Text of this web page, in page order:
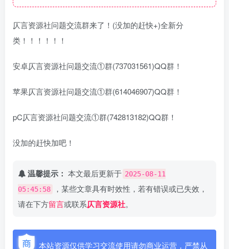
仄言资源社问题交流群来了！(没加的赶快+)全新分
类！！！！！！
安卓仄言资源社问题交流①群(737031561)QQ群！
苹果仄言资源社问题交流①群(614046907)QQ群！
pC仄言资源社问题交流①群(742813182)QQ群！
没加的赶快加吧！
温馨提示： 本文最后更新于 2025-08-11
05:45:58
，某些文章具有时效性，若有错误或已失效，
请在下方留言或联系仄言资源社。
本站资源仅供学习交流使用请勿商业运营，严禁从